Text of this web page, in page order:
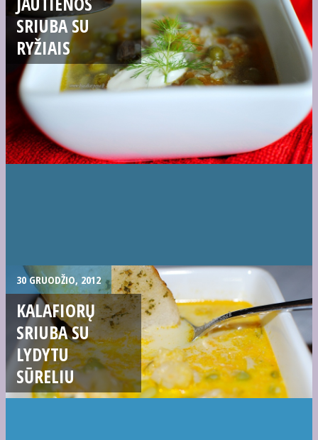
SRIUBA SU
RYŽIAIS
30 GRUODŽIO, 2012
KALAFIORŲ
SRIUBA SU
LYDYTU
SŪRELIU